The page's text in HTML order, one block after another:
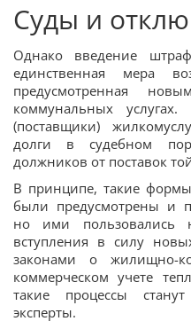
Суды и
Однако введение
единственная мера
предусмотренная
коммунальных
(поставщики)
долги в судебном
должников от поставок
В принципе, такие
были предусмотрены и
но ими пользовались
вступления в силу
законами о жилищно-
коммерческом учете
такие процессы
эксперты.